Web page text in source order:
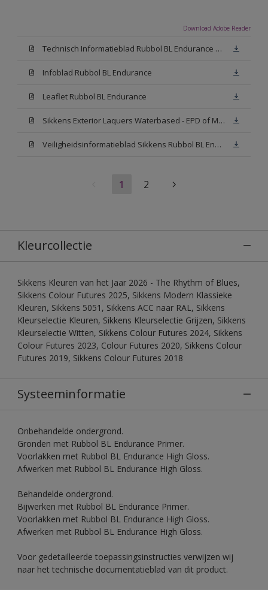
Download Adobe Reader
Technisch Informatieblad Rubbol BL Endurance HG (PDF)
Infoblad Rubbol BL Endurance
Leaflet Rubbol BL Endurance
Sikkens Exterior Laquers Waterbased - EPD of Milieuproductverklaring
Veiligheidsinformatieblad Sikkens Rubbol BL Endurance High Gloss N00 (MSDS)
1 2
Kleurcollectie
Sikkens Kleuren van het Jaar 2026 - The Rhythm of Blues,
Sikkens Colour Futures 2025, Sikkens Modern Klassieke
Kleuren, Sikkens 5051, Sikkens ACC naar RAL, Sikkens
Kleurselectie Kleuren, Sikkens Kleurselectie Grijzen, Sikkens
Kleurselectie Witten, Sikkens Colour Futures 2024, Sikkens
Colour Futures 2023, Colour Futures 2020, Sikkens Colour
Futures 2019, Sikkens Colour Futures 2018
Systeeminformatie
Onbehandelde ondergrond.
Gronden met Rubbol BL Endurance Primer.
Voorlakken met Rubbol BL Endurance High Gloss.
Afwerken met Rubbol BL Endurance High Gloss.
Behandelde ondergrond.
Bijwerken met Rubbol BL Endurance Primer.
Voorlakken met Rubbol BL Endurance High Gloss.
Afwerken met Rubbol BL Endurance High Gloss.
Voor gedetailleerde toepassingsinstructies verwijzen wij
naar het technische documentatieblad van dit product.